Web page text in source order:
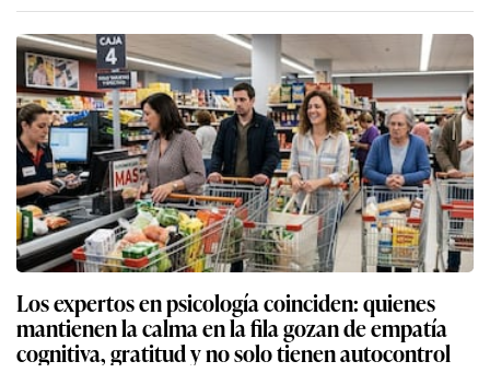
Los expertos en psicología coinciden: quienes
mantienen la calma en la fila gozan de empatía
cognitiva, gratitud y no solo tienen autocontrol